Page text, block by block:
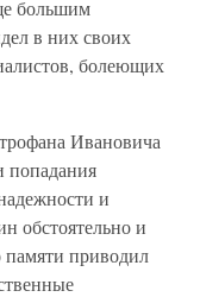
большим
в них своих
болеющих
Ивановича
попадания
и
обстоятельно и
памяти приводил